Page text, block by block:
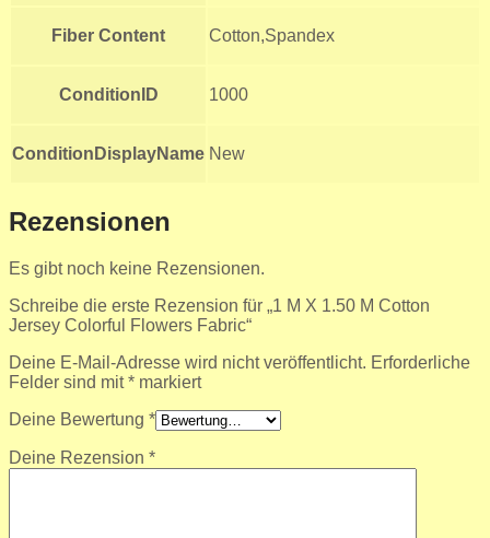
Fiber Content Cotton,Spandex
ConditionID 1000
ConditionDisplayName New
Rezensionen
Es gibt noch keine Rezensionen.
Schreibe die erste Rezension für „1 M X 1.50 M Cotton
Jersey Colorful Flowers Fabric“
Deine E-Mail-Adresse wird nicht veröffentlicht. Erforderliche
Felder sind mit* markiert
Deine Bewertung *
Deine Rezension *